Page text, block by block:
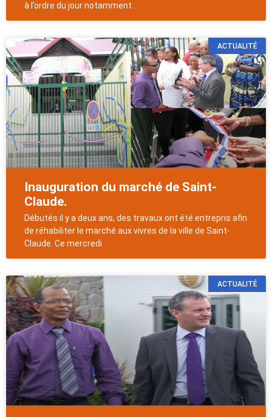
à l’ordre du jour notamment :
ACTUALITÉ
Inauguration du marché de Saint-
Claude.
Débutés il y a deux ans, des travaux ont été entrepris afin
de réhabiliter le marché aux vivres de la ville de Saint-
Claude. Ce mercredi
ACTUALITÉ